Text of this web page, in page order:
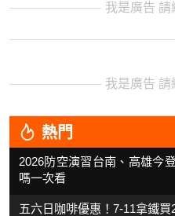
我是廣告 請
我是廣告 請
熱門
2026防空演習台南、高雄今
嗎一次看
五六日咖啡優惠！7-11拿鐵